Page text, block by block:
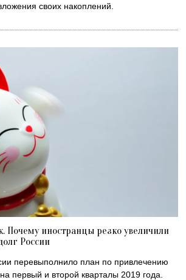
своих накоплений.
Почему иностранцы резко увеличили
России
перевыполнило план по привлечению
первый и второй кварталы 2019 года.